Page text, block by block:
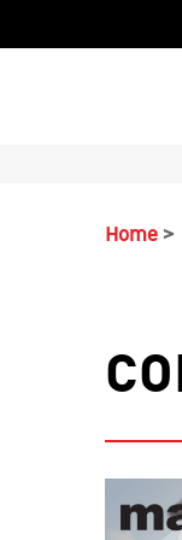
Home